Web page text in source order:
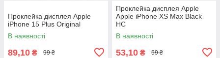
Проклейка дисплея Apple
iPhone 15 Plus Original
В наявності
89,10 ₴ 99 ₴
Проклейка дисплея Apple
Apple iPhone XS Max Black
HC
В наявності
53,10 ₴ 59 ₴